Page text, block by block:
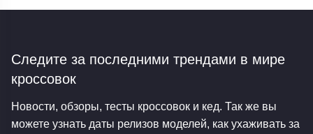
Следите за последними трендами в мире
кроссовок
Новости, обзоры, тесты кроссовок и кед. Так же вы
можете узнать даты релизов моделей, как ухаживать за